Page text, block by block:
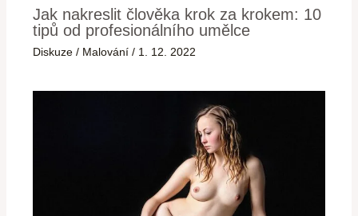
Jak nakreslit člověka krok za krokem: 10
tipů od profesionálního umělce
Diskuze / Malování / 1. 12. 2022